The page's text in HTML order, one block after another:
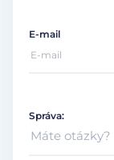
E-mail
Správa: